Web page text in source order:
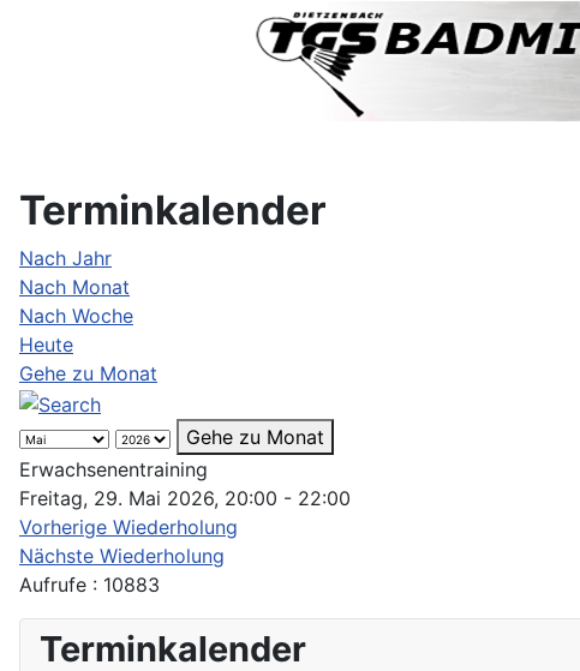
Terminkalender
Nach Jahr
Nach Monat
Nach Woche
Heute
Gehe zu Monat
Gehe zu Monat
Erwachsenentraining
Freitag, 29. Mai 2026, 20:00 - 22:00
Vorherige Wiederholung
Nächste Wiederholung
Aufrufe : 10883
Terminkalender